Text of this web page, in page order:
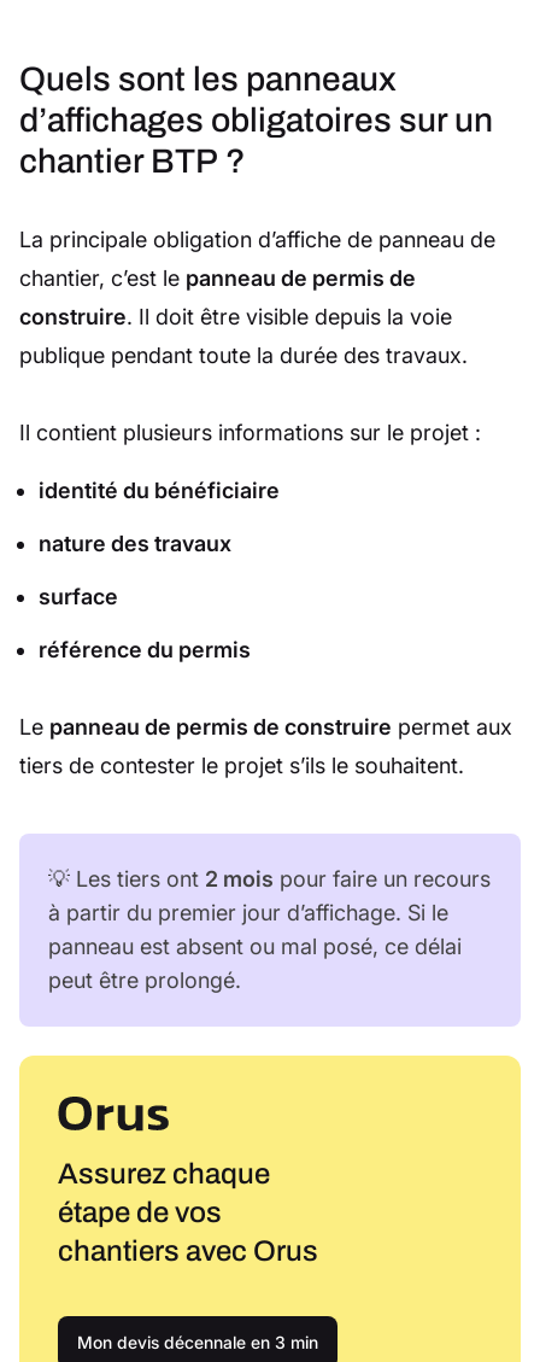
Quels sont les panneaux
d’affichages obligatoires sur un
chantier BTP ?
La principale obligation d’affiche de panneau de
chantier, c’est le panneau de permis de
construire. Il doit être visible depuis la voie
publique pendant toute la durée des travaux.
Il contient plusieurs informations sur le projet :
identité du bénéficiaire
nature des travaux
surface
référence du permis
Le panneau de permis de construire permet aux
tiers de contester le projet s’ils le souhaitent.
💡 Les tiers ont 2 mois pour faire un recours
à partir du premier jour d’affichage. Si le
panneau est absent ou mal posé, ce délai
peut être prolongé.
Assurez chaque
étape de vos
chantiers avec Orus
Mon devis décennale en 3 min